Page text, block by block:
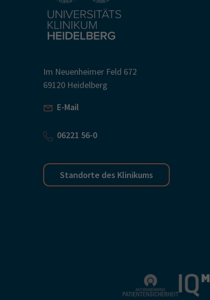
Im Neuenheimer Feld 672
69120 Heidelberg
E-Mail
06221 56-0
Standorte des Klinikums